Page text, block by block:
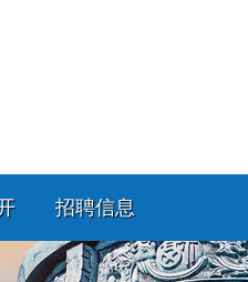
招聘信息